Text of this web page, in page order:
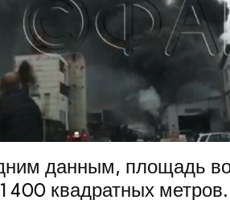
данным, площадь
квадратных метров.